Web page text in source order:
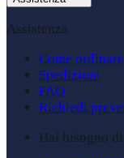
Assistenza
Come ordinare
Spedizioni
FAQ
Richiedi
Hai bisogno